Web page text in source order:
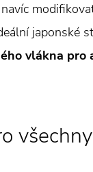
japonské
vlákna pro